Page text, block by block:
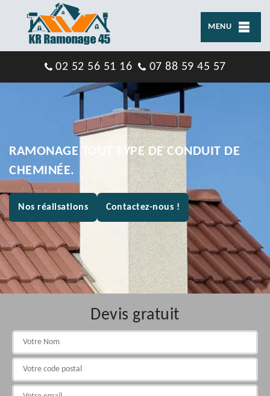
MENU
02 52 56 51 16 07 88 59 45 57
RAMONAGE TOUT TYPE DE CONDUIT DE
CHEMINÉE.
Nos réalisations Contactez-nous !
Devis gratuit